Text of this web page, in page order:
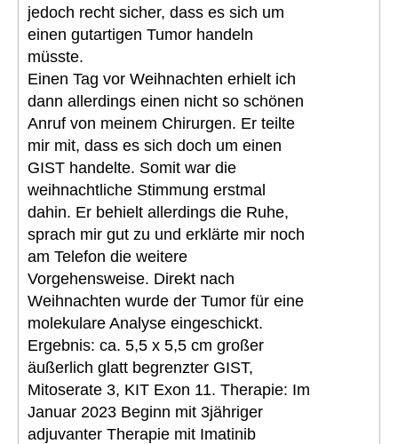
jedoch recht sicher, dass es sich um
einen gutartigen Tumor handeln
müsste.
Einen Tag vor Weihnachten erhielt ich
dann allerdings einen nicht so schönen
Anruf von meinem Chirurgen. Er teilte
mir mit, dass es sich doch um einen
GIST handelte. Somit war die
weihnachtliche Stimmung erstmal
dahin. Er behielt allerdings die Ruhe,
sprach mir gut zu und erklärte mir noch
am Telefon die weitere
Vorgehensweise. Direkt nach
Weihnachten wurde der Tumor für eine
molekulare Analyse eingeschickt.
Ergebnis: ca. 5,5 x 5,5 cm großer
äußerlich glatt begrenzter GIST,
Mitoserate 3, KIT Exon 11. Therapie: Im
Januar 2023 Beginn mit 3jähriger
adjuvanter Therapie mit Imatinib